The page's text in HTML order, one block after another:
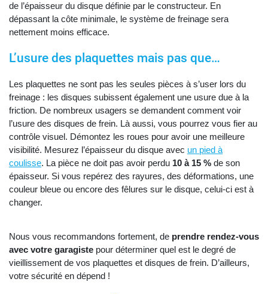
de l’épaisseur du disque définie par le constructeur. En
dépassant la côte minimale, le système de freinage sera
nettement moins efficace.
L’usure des plaquettes mais pas que…
Les plaquettes ne sont pas les seules pièces à s’user lors du
freinage : les disques subissent également une usure due à la
friction. De nombreux usagers se demandent comment voir
l’usure des disques de frein. Là aussi, vous pourrez vous fier au
contrôle visuel. Démontez les roues pour avoir une meilleure
visibilité. Mesurez l’épaisseur du disque avec un pied à
coulisse. La pièce ne doit pas avoir perdu 10 à 15 % de son
épaisseur. Si vous repérez des rayures, des déformations, une
couleur bleue ou encore des fêlures sur le disque, celui-ci est à
changer.
Nous vous recommandons fortement, de prendre rendez-vous
avec votre garagiste pour déterminer quel est le degré de
vieillissement de vos plaquettes et disques de frein. D’ailleurs,
votre sécurité en dépend !